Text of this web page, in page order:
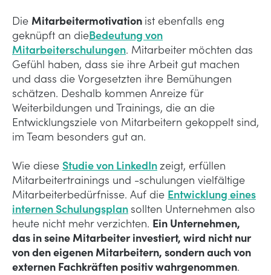
Die Mitarbeitermotivation ist ebenfalls eng
geknüpft an dieBedeutung von
Mitarbeiterschulungen. Mitarbeiter möchten das
Gefühl haben, dass sie ihre Arbeit gut machen
und dass die Vorgesetzten ihre Bemühungen
schätzen. Deshalb kommen Anreize für
Weiterbildungen und Trainings, die an die
Entwicklungsziele von Mitarbeitern gekoppelt sind,
im Team besonders gut an.
Wie diese Studie von LinkedInzeigt, erfüllen
Mitarbeitertrainings und -schulungen vielfältige
Mitarbeiterbedürfnisse. Auf die Entwicklung eines
internen Schulungsplan sollten Unternehmen also
heute nicht mehr verzichten. Ein Unternehmen,
das in seine Mitarbeiter investiert, wird nicht nur
von den eigenen Mitarbeitern, sondern auch von
externen Fachkräften positiv wahrgenommen.